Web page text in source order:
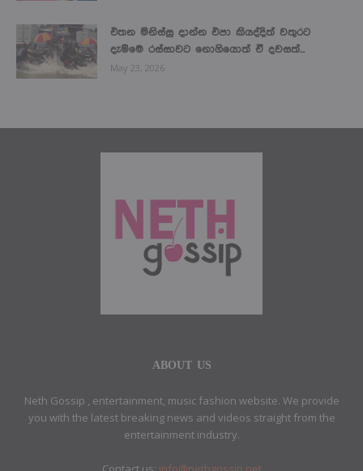
එතන මිනිස්සු දාන්න එපා කියද්දිත් වතුරට
දැම්මෙ රස්සාවට නොගියොත් ඒ දවසත්...
May 23, 2026
ABOUT US
Neth Gossip , entertainment, music fashion website. We provide
you with the latest breaking news and videos straight from the
entertainment industry.